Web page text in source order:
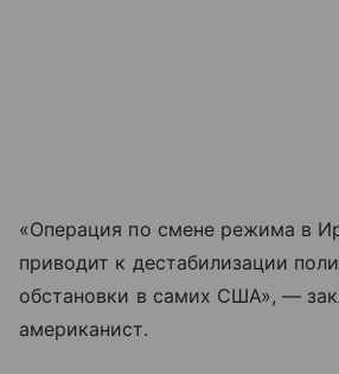
«Операция по смене режима в
приводит к дестабилизации
обстановки в самих США», —
американист.